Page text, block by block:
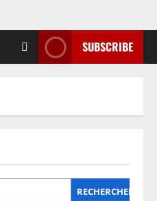
SUBSCRIBE
RECHERCHER